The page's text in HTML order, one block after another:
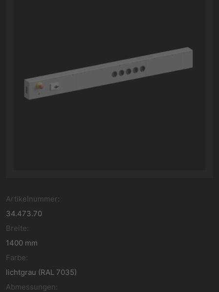
Artikelnummer:
34.473.70
Breite:
1400 mm
Farbe:
lichtgrau (RAL 7035)
Abmessungen: